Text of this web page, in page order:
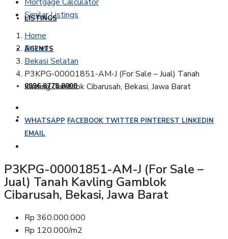
LISTINGS
AGENTS
0896 8778 8008
Similar Listings
Home
Bekasi
Bekasi Selatan
P3KPG-00001851-AM-J (For Sale – Jual) Tanah
Kavling Gamblok Cibarusah, Bekasi, Jawa Barat
WHATSAPP FACEBOOK TWITTER PINTEREST LINKEDIN
EMAIL
P3KPG-00001851-AM-J (For Sale –
Jual) Tanah Kavling Gamblok
Cibarusah, Bekasi, Jawa Barat
Rp 360.000.000
Rp 120.000/m2